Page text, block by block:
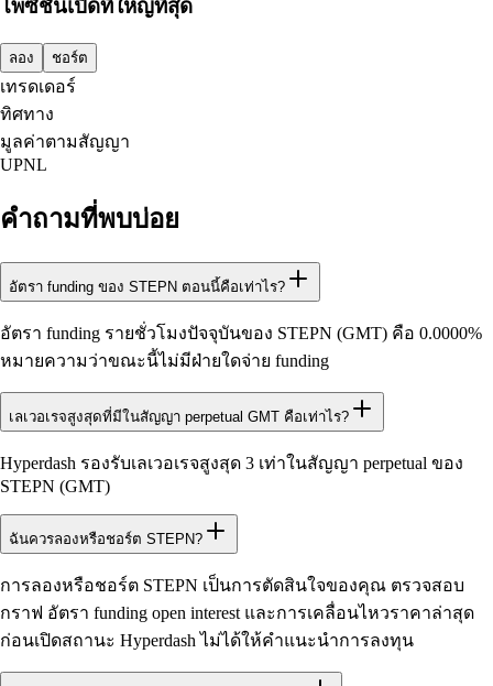
โพซิชันเปิดที่ใหญ่ที่สุด
ลอง ชอร์ต
เทรดเดอร์
ทิศทาง
มูลค่าตามสัญญา
UPNL
คำถามที่พบบ่อย
อัตรา funding ของ STEPN ตอนนี้คือเท่าไร?
อัตรา funding รายชั่วโมงปัจจุบันของ STEPN (GMT) คือ 0.0000%
หมายความว่าขณะนี้ไม่มีฝ่ายใดจ่าย funding
เลเวอเรจสูงสุดที่มีในสัญญา perpetual GMT คือเท่าไร?
Hyperdash รองรับเลเวอเรจสูงสุด 3 เท่าในสัญญา perpetual ของ
STEPN (GMT)
ฉันควรลองหรือชอร์ต STEPN?
การลองหรือชอร์ต STEPN เป็นการตัดสินใจของคุณ ตรวจสอบ
กราฟ อัตรา funding open interest และการเคลื่อนไหวราคาล่าสุด
ก่อนเปิดสถานะ Hyperdash ไม่ได้ให้คำแนะนำการลงทุน